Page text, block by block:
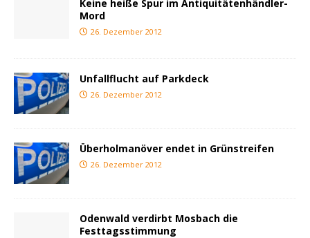
Keine heiße Spur im Antiquitätenhändler-
Mord
26. Dezember 2012
Unfallflucht auf Parkdeck
26. Dezember 2012
Überholmanöver endet in Grünstreifen
26. Dezember 2012
Odenwald verdirbt Mosbach die
Festtagsstimmung